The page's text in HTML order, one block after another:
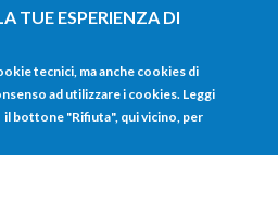
TUE ESPERIENZA DI
tecnici, ma anche cookies di
ad utilizzare i cookies. Leggi
bottone "Rifiuta", qui vicino, per
HOME